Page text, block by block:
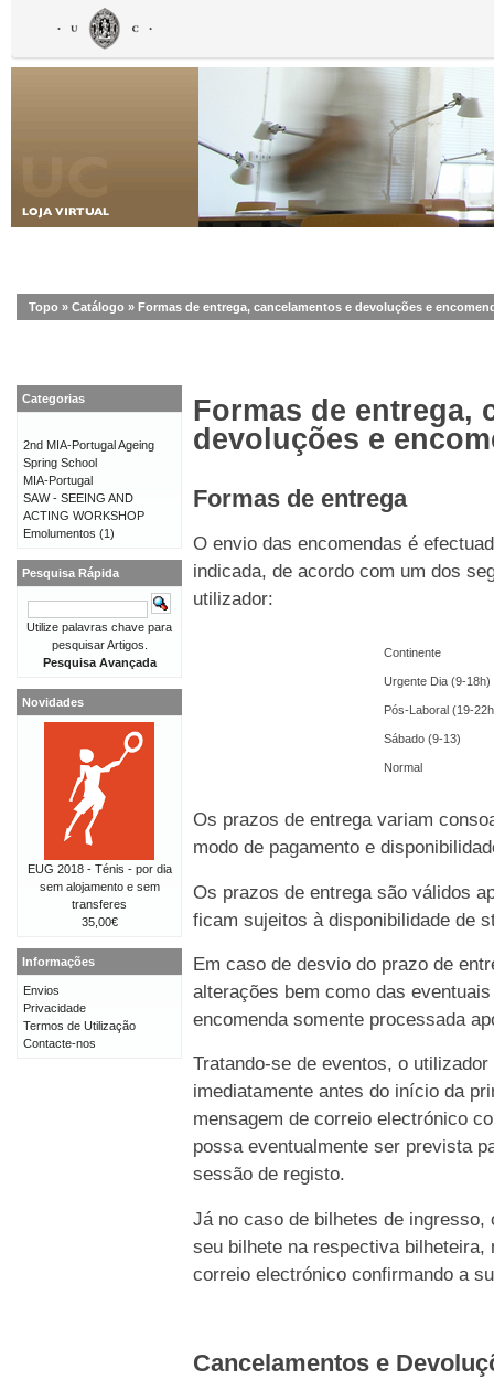
Topo » Catálogo » Formas de entrega, cancelamentos e devoluções e
Formas de entrega,
devoluções e
Formas de entrega
O envio das encomendas é
indicada, de acordo com um dos
utilizador:
Continente
Urgente Dia (9-18h)
Pós-Laboral (19-
Sábado (9-13)
Normal
Os prazos de entrega variam
modo de pagamento e
Os prazos de entrega são válidos
ficam sujeitos à disponibilidade de
Em caso de desvio do prazo de
alterações bem como das
encomenda somente processada
Tratando-se de eventos, o
imediatamente antes do início da
mensagem de correio electrónico
possa eventualmente ser prevista
sessão de registo.
Já no caso de bilhetes de
seu bilhete na respectiva bilheteira,
correio electrónico confirmando a
Cancelamentos e
Categorias
2nd MIA-Portugal Ageing
Spring School
MIA-Portugal
SAW - SEEING AND
ACTING WORKSHOP
Emolumentos (1)
Pesquisa Rápida
Utilize palavras chave para
pesquisar Artigos.
Pesquisa Avançada
Novidades
EUG 2018 - Ténis - por dia
sem alojamento e sem
transferes
35,00€
Informações
Envios
Privacidade
Termos de Utilização
Contacte-nos